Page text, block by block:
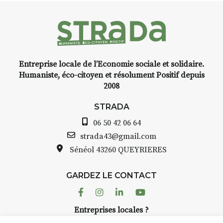
INTERVIEW
avez ouvert une galerie à
Auzon…
Bernard TURLE Le Fumoir n’est
pas une galerie permanente.
AuzonToujours organise
dans le village. Des artistes et
caves, les granges d’Auzon. Le
Entreprise locale de l’Economie sociale et solidaire.
Humaniste, éco-citoyen et résolument Positif depuis
2008
STRADA
06 50 42 06 64
strada43@gmail.com
Sénéol 43260 QUEYRIERES
GARDEZ LE CONTACT
FacebookInstagram
LinkedinYoutube
Entreprises locales ?